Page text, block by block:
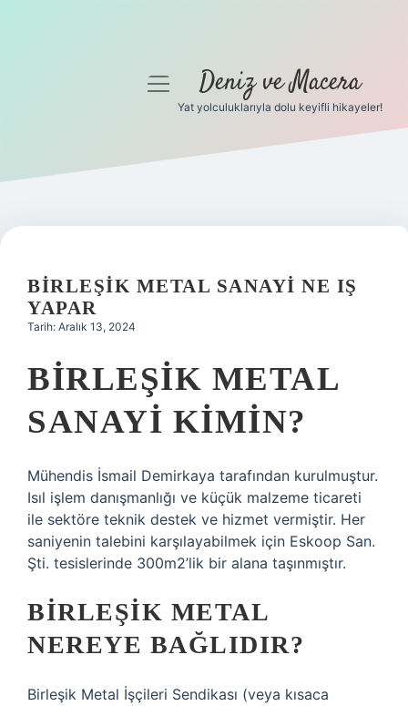
Gizlilik Politikası
Yasal Uyarı
menüyüDeniz ve Macera
Yat yolculuklarıyla dolu keyifli hikayeler!
BIRLEŞIK METAL SANAYI NE IŞ
YAPAR
Tarih: Aralık 13, 2024
BIRLEŞIK METAL
SANAYI KIMIN?
Mühendis İsmail Demirkaya tarafından kurulmuştur.
Isıl işlem danışmanlığı ve küçük malzeme ticareti
ile sektöre teknik destek ve hizmet vermiştir. Her
saniyenin talebini karşılayabilmek için Eskoop San.
Şti. tesislerinde 300m2’lik bir alana taşınmıştır.
BIRLEŞIK METAL
NEREYE BAĞLIDIR?
Birleşik Metal İşçileri Sendikası (veya kısaca